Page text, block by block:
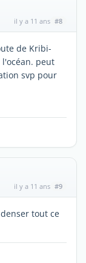
il y a 11 ans #8
de Kribi-
l'océan. peut
svp pour
il y a 11 ans #9
tout ce